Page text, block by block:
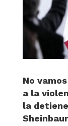
No
a la
la